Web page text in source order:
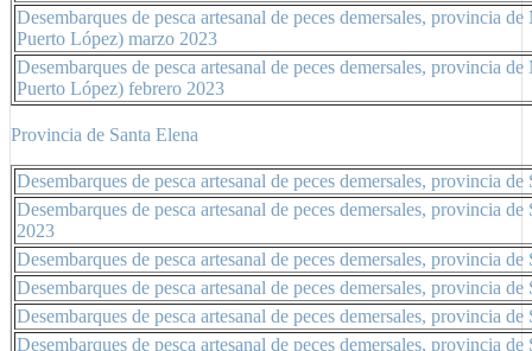
Desembarques de pesca artesanal de peces demersales, provincia
Puerto López) marzo 2023
Desembarques de pesca artesanal de peces demersales, provincia
Puerto López) febrero 2023
Provincia de Santa Elena
Desembarques de pesca artesanal de peces demersales, provincia
Desembarques de pesca artesanal de peces demersales, provincia
2023
Desembarques de pesca artesanal de peces demersales, provincia
Desembarques de pesca artesanal de peces demersales, provincia
Desembarques de pesca artesanal de peces demersales, provincia
Desembarques de pesca artesanal de peces demersales, provincia